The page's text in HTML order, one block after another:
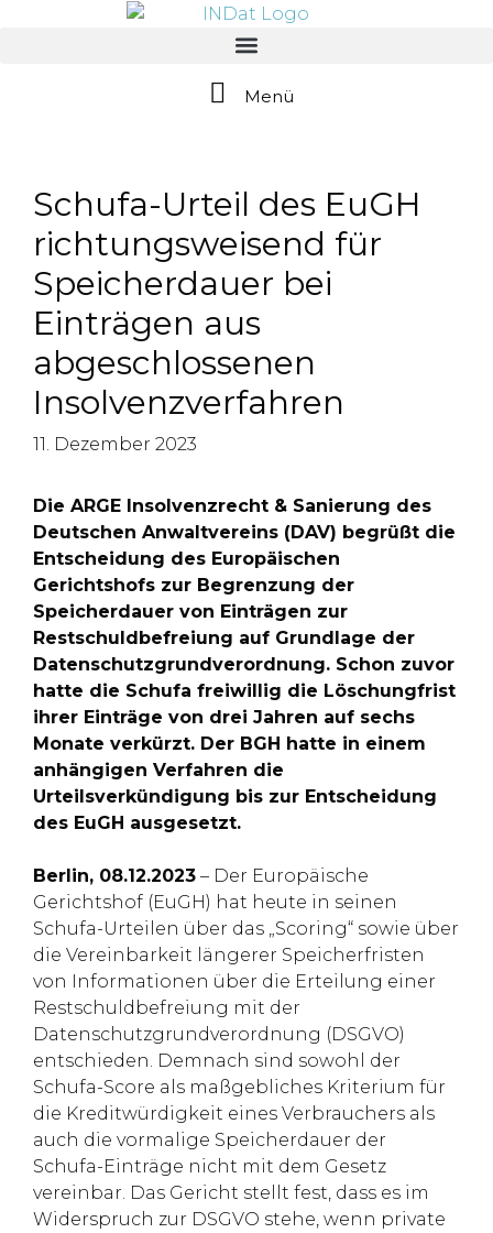
Menü
Schufa-Urteil des EuGH
richtungsweisend für
Speicherdauer bei
Einträgen aus
abgeschlossenen
Insolvenzverfahren
11. Dezember 2023
Die ARGE Insolvenzrecht & Sanierung des
Deutschen Anwaltvereins (DAV) begrüßt die
Entscheidung des Europäischen
Gerichtshofs zur Begrenzung der
Speicherdauer von Einträgen zur
Restschuldbefreiung auf Grundlage der
Datenschutzgrundverordnung. Schon zuvor
hatte die Schufa freiwillig die Löschungfrist
ihrer Einträge von drei Jahren auf sechs
Monate verkürzt. Der BGH hatte in einem
anhängigen Verfahren die
Urteilsverkündigung bis zur Entscheidung
des EuGH ausgesetzt.
Berlin, 08.12.2023 – Der Europäische
Gerichtshof (EuGH) hat heute in seinen
Schufa-Urteilen über das „Scoring“ sowie über
die Vereinbarkeit längerer Speicherfristen
von Informationen über die Erteilung einer
Restschuldbefreiung mit der
Datenschutzgrundverordnung (DSGVO)
entschieden. Demnach sind sowohl der
Schufa-Score als maßgebliches Kriterium für
die Kreditwürdigkeit eines Verbrauchers als
auch die vormalige Speicherdauer der
Schufa-Einträge nicht mit dem Gesetz
vereinbar. Das Gericht stellt fest, dass es im
Widerspruch zur DSGVO stehe, wenn private